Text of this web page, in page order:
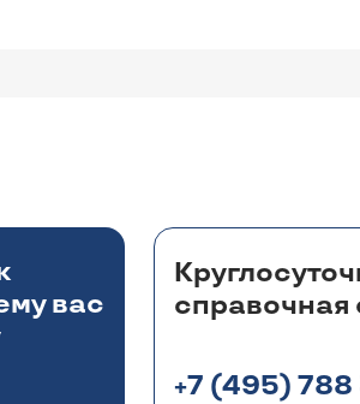
вас
справочная
+7 (495)